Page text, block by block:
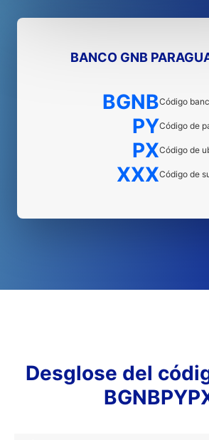
BANCO GNB
BGNBCódigo
PYCódigo de
PXCódigo de
XXXCódigo de
Desglose del